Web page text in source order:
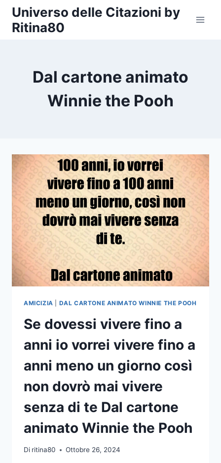
Salta
contenuto
Universo delle Citazioni by
Ritina80
Dal cartone animato
Winnie the Pooh
AMICIZIA DAL CARTONE ANIMATO WINNIE THE POOH
Se dovessi vivere fino a
anni io vorrei vivere fino a
anni meno un giorno così
non dovrò mai vivere
senza di te Dal cartone
animato Winnie the Pooh
Di ritina80 Ottobre 26, 2024